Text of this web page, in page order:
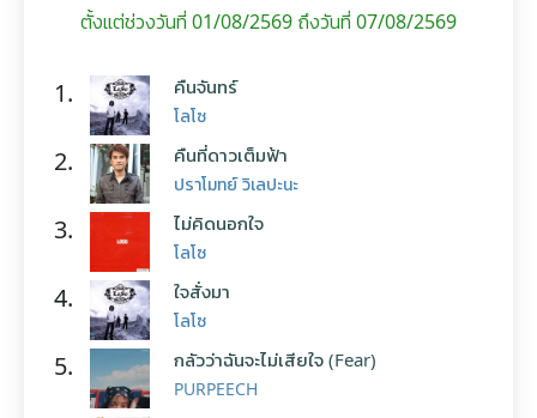
ตั้งแต่ช่วงวันที่ 01/08/2569 ถึงวันที่ 07/08/2569
1. คืนจันทร์
โลโซ
2. คืนที่ดาวเต็มฟ้า
ปราโมทย์ วิเลปะนะ
3. ไม่คิดนอกใจ
โลโซ
4. ใจสั่งมา
โลโซ
5. กลัวว่าฉันจะไม่เสียใจ (Fear)
PURPEECH